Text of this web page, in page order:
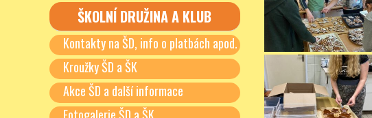
ŠKOLNÍ DRUŽINA A KLUB
Kontakty na ŠD, info o platbách apod.
Kroužky ŠD a ŠK
Akce ŠD a další informace